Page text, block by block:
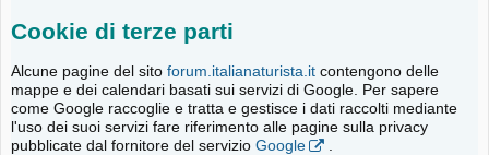
Cookie di terze parti
Alcune pagine del sito forum.italianaturista.it contengono delle
mappe e dei calendari basati sui servizi di Google. Per sapere
come Google raccoglie e tratta e gestisce i dati raccolti mediante
l'uso dei suoi servizi fare riferimento alle pagine sulla privacy
pubblicate dal fornitore del servizio Google